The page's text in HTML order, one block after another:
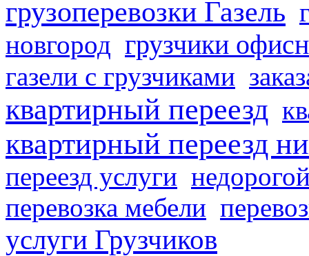
грузоперевозки Газель
новгород грузчики
газели с грузчиками
квартирный переезд
квартирный переезд
переезд услуги
перевозка мебели
услуги Грузчиков